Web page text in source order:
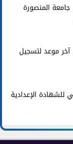
الجامعات 2026.. جامعة المنصورة
الجامعات 2026.. آخر موعد لتسجيل
للشهادة الإعدادية